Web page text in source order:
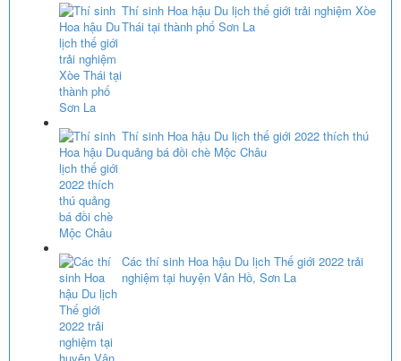
Thí sinh Hoa hậu Du lịch thế giới trải nghiệm Xòe
Thái tại thành phố Sơn La
Thí sinh Hoa hậu Du lịch thế giới 2022 thích thú
quảng bá đồi chè Mộc Châu
Các thí sinh Hoa hậu Du lịch Thế giới 2022 trải
nghiệm tại huyện Vân Hồ, Sơn La